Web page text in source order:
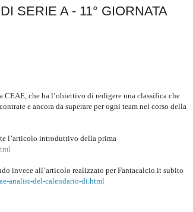
SERIE A - 11° GIORNATA
che ha l’obiettivo di redigere una classifica che
e ancora da superare per ogni team nel corso della
l’articolo introduttivo della prima
invece all’articolo realizzato per Fantacalcio.it subito
analisi-del-calendario-di.html